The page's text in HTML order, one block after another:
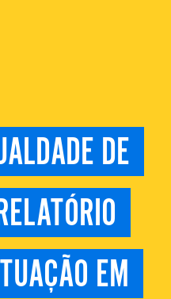
DE
EM